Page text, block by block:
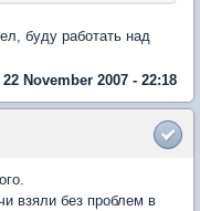
буду работать над
November 2007 - 22:18
взяли без проблем в